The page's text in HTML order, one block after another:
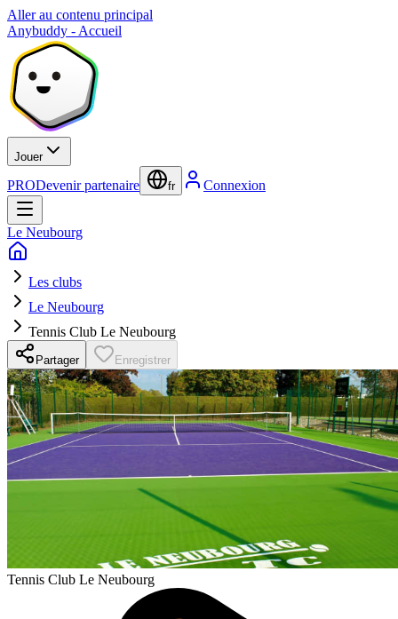
Aller au contenu principal
Anybuddy - Accueil
Jouer
PRODevenir partenaire fr Connexion
Le Neubourg
Les clubs
Le Neubourg
Tennis Club Le Neubourg
Partager Enregistrer
Tennis Club Le Neubourg